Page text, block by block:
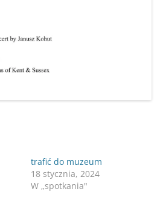
trafić do muzeum
18 stycznia, 2024
W „spotkania"